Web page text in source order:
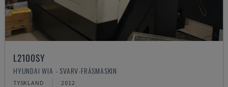
L2100SY
HYUNDAI WIA - SVARV-FRÄSMASKIN
TYSKLAND 2012